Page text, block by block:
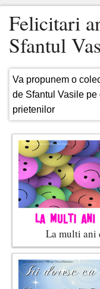
Felicitari
Sfantul
Va propunem o
de Sfantul Vasile
prietenilor
La multi ani